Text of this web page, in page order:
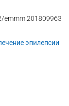
эпилепсии